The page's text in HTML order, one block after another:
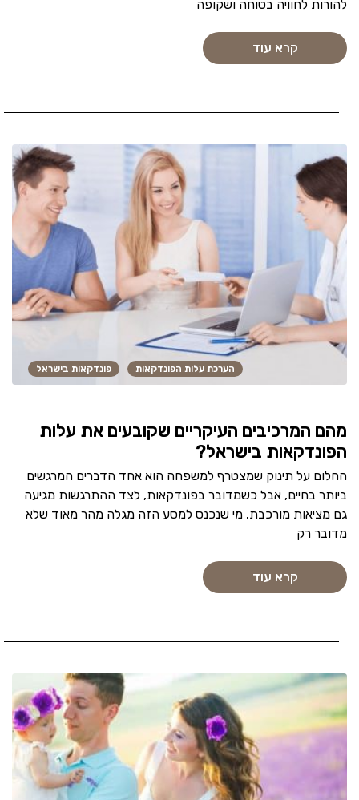
להורות לחוויה בטוחה ושקופה
קרא עוד
הערכת עלות הפונדקאות פונדקאות בישראל
מהם המרכיבים העיקריים שקובעים את עלות
הפונדקאות בישראל?
החלום על תינוק שמצטרף למשפחה הוא אחד הדברים המרגשים
ביותר בחיים, אבל כשמדובר בפונדקאות, לצד ההתרגשות מגיעה
גם מציאות מורכבת. מי שנכנס למסע הזה מגלה מהר מאוד שלא
מדובר רק
קרא עוד